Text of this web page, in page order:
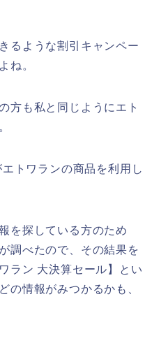
るような割引キャンペー
ね。
方も私と同じようにエト
トワランの商品を利用し
を探している方のため
調べたので、その結果を
ラン 大決算セール】とい
の情報がみつかるかも、